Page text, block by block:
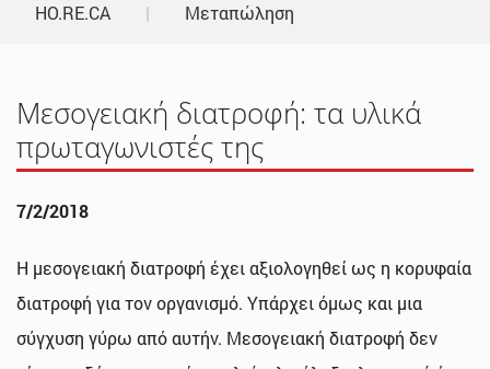
HO.RE.CA | Μεταπώληση
Μεσογειακή διατροφή: τα υλικά
πρωταγωνιστές της
7/2/2018
Η μεσογειακή διατροφή έχει αξιολογηθεί ως η κορυφαία
διατροφή για τον οργανισμό. Υπάρχει όμως και μια
σύγχυση γύρω από αυτήν. Μεσογειακή διατροφή δεν